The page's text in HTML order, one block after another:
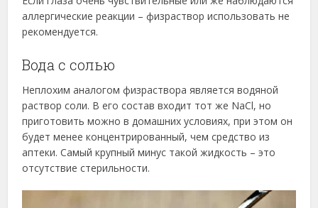
аллергические реакции – физраствор использовать не
рекомендуется.
Вода с солью
Неплохим аналогом физраствора является водяной
раствор соли. В его состав входит тот же NaCl, но
приготовить можно в домашних условиях, при этом он
будет менее концентрированный, чем средство из
аптеки. Самый крупный минус такой жидкость – это
отсутствие стерильности.